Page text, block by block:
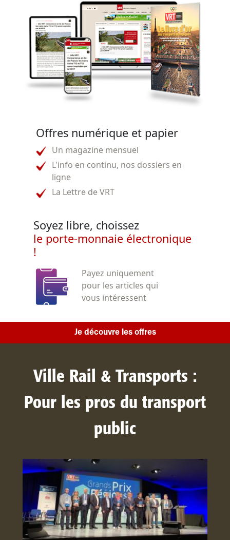
Offres numérique et papier
Un magazine mensuel
L'info en continu, nos dossiers en
ligne
La Lettre de VRT
Soyez libre, choissez
le porte-monnaie électronique
!
Payez uniquement
pour les articles qui
vous intéressent
Je découvre les offres
Ville Rail & Transports :
Pour les pros du transport
public